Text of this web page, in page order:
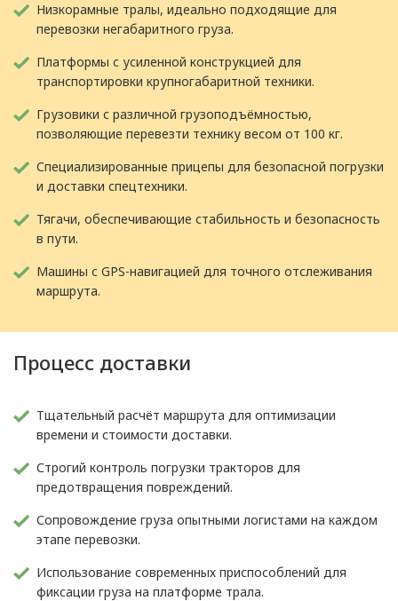
Низкорамные тралы, идеально подходящие для
перевозки негабаритного груза.
Платформы с усиленной конструкцией для
транспортировки крупногабаритной техники.
Грузовики с различной грузоподъёмностью,
позволяющие перевезти технику весом от 100 кг.
Специализированные прицепы для безопасной погрузки
и доставки спецтехники.
Тягачи, обеспечивающие стабильность и безопасность
в пути.
Машины с GPS-навигацией для точного отслеживания
маршрута.
Процесс доставки
Тщательный расчёт маршрута для оптимизации
времени и стоимости доставки.
Строгий контроль погрузки тракторов для
предотвращения повреждений.
Сопровождение груза опытными логистами на каждом
этапе перевозки.
Использование современных приспособлений для
фиксации груза на платформе трала.